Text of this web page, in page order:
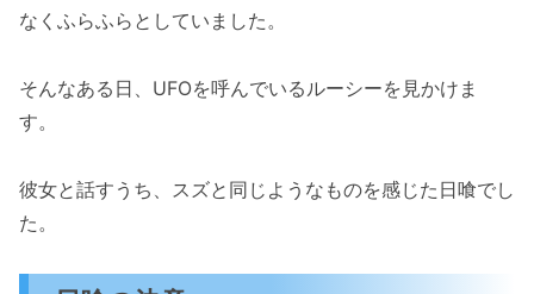
なくふらふらとしていました。
そんなある日、UFOを呼んでいるルーシーを見かけま
す。
彼女と話すうち、スズと同じようなものを感じた日喰でし
た。